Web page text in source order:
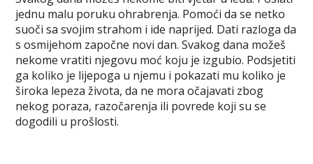
e
b
o
o
k
t
t
e
r
t
e
r
e
s
t
b
l
r
e
r
s
e
n
g
e
r
r
e
jednu malu poruku ohrabrenja. Pomoći da se netko
suoči sa svojim strahom i ide naprijed. Dati razloga da
s osmijehom započne novi dan. Svakog dana možeš
nekome vratiti njegovu moć koju je izgubio. Podsjetiti
ga koliko je lijepoga u njemu i pokazati mu koliko je
široka lepeza života, da ne mora očajavati zbog
nekog poraza, razočarenja ili povrede koji su se
dogodili u prošlosti.